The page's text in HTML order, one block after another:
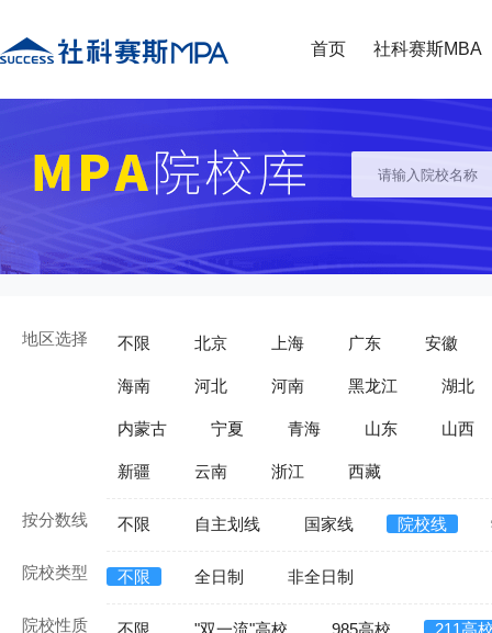
首页 社科赛斯MBA
地区选择 不限 北京 上海 广东 安徽
海南 河北 河南 黑龙江 湖北
内蒙古 宁夏 青海 山东 山西
新疆 云南 浙江 西藏
按分数线 不限 自主划线 国家线 院校线
院校类型 不限 全日制 非全日制
院校性质 不限 "双一流"高校 985高校 211高